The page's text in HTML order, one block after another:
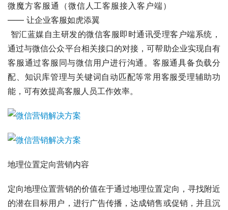
微魔方客服通（微信人工客服接入客户端）
—— 让企业客服如虎添翼
智汇蓝媒自主研发的微信客服即时通讯受理客户端系统，
通过与微信公众平台相关接口的对接，可帮助企业实现自有
客服通过客服同与微信用户进行沟通。客服通具备负载分
配、知识库管理与关键词自动匹配等常用客服受理辅助功
能，可有效提高客服人员工作效率。
地理位置定向营销内容
定向地理位置营销的价值在于通过地理位置定向，寻找附近
的潜在目标用户，进行广告传播，达成销售或促销，并且沉